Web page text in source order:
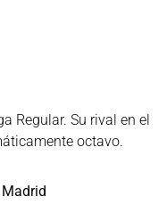
Regular. Su rival en el
octavo.